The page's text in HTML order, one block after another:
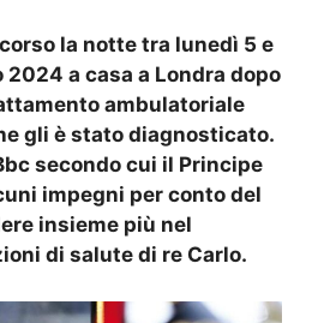
la notte tra lunedì 5 e
a casa a Londra dopo
ambulatoriale
gli è stato diagnosticato.
secondo cui il Principe
impegni per conto del
insieme più nel
di salute di re Carlo.